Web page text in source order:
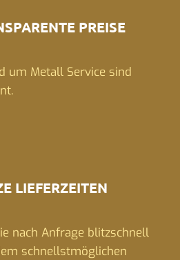
PREISE
um Metall Service sind
LIEFERZEITEN
nach Anfrage blitzschnell
schnellstmöglichen